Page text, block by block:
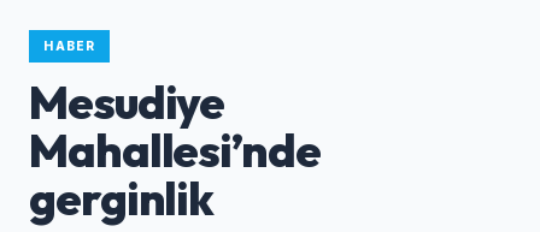
HABER
Mesudiye
Mahallesi’nde
gerginlik